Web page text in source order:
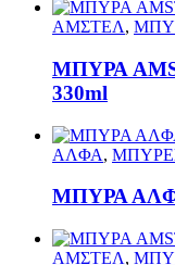
ΑΜΣΤΕΛ,
ΜΠΥΡΑ
330ml
ΑΛΦΑ,
ΜΠΥΡΑ
ΑΜΣΤΕΛ,